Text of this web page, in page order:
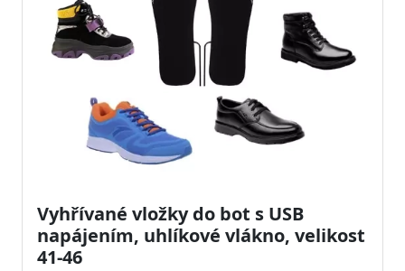
Vyhřívané vložky do bot s USB
napájením, uhlíkové vlákno, velikost
41-46